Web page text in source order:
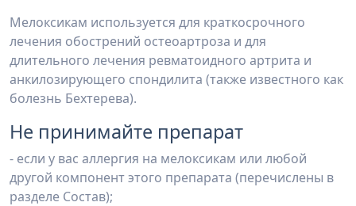
Мелоксикам используется для краткосрочного
лечения обострений остеоартроза и для
длительного лечения ревматоидного артрита и
анкилозирующего спондилита (также известного как
болезнь Бехтерева).
Не принимайте препарат
- если у вас аллергия на мелоксикам или любой
другой компонент этого препарата (перечислены в
разделе Состав);